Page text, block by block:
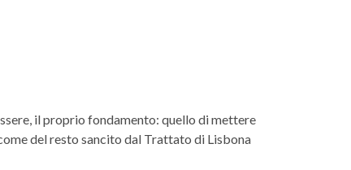
il proprio fondamento: quello di mettere
del resto sancito dal Trattato di Lisbona